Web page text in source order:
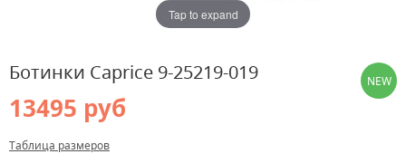
Tap to expand
Ботинки Caprice 9-25219-019
13495 руб
Таблица размеров
NEW